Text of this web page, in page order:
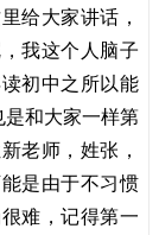
给大家讲话，
我这个人脑子
初中之所以能
是和大家一样第
老师，姓张，
是由于不习惯
难，记得第一